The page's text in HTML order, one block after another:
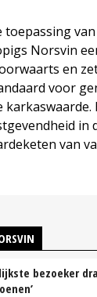
toepassing van
Norsvin
en
voor
in
van
bezoeker